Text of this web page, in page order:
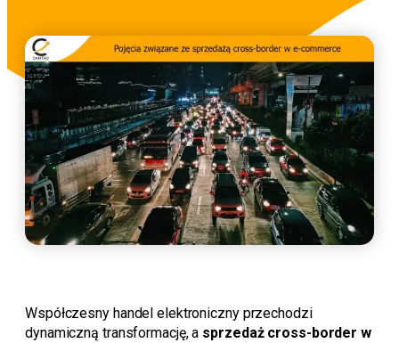
Współczesny handel elektroniczny przechodzi
dynamiczną transformację, a sprzedaż cross-border w